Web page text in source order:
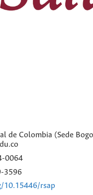
de Colombia (Sede
0064
3596
10.15446/rsap